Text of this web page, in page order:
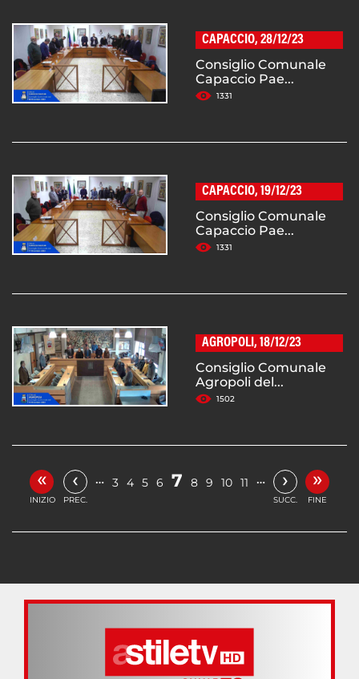
CAPACCIO, 28/12/23
Consiglio Comunale
Capaccio Pae...
1331
CAPACCIO, 19/12/23
Consiglio Comunale
Capaccio Pae...
1331
AGROPOLI, 18/12/23
Consiglio Comunale
Agropoli del...
1502
«
INIZIO
‹
PREC.
… 3 4 5 6 7 8 9 10 11 … ›
SUCC.
»
FINE